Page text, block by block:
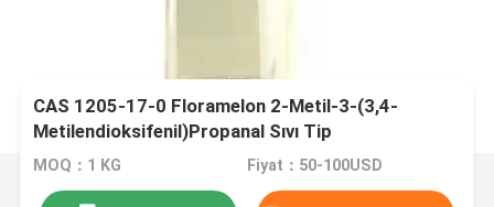
CAS 1205-17-0 Floramelon 2-Metil-3-(3,4-
Metilendioksifenil)Propanal Sıvı Tip
MOQ：1 KG Fiyat：50-100USD